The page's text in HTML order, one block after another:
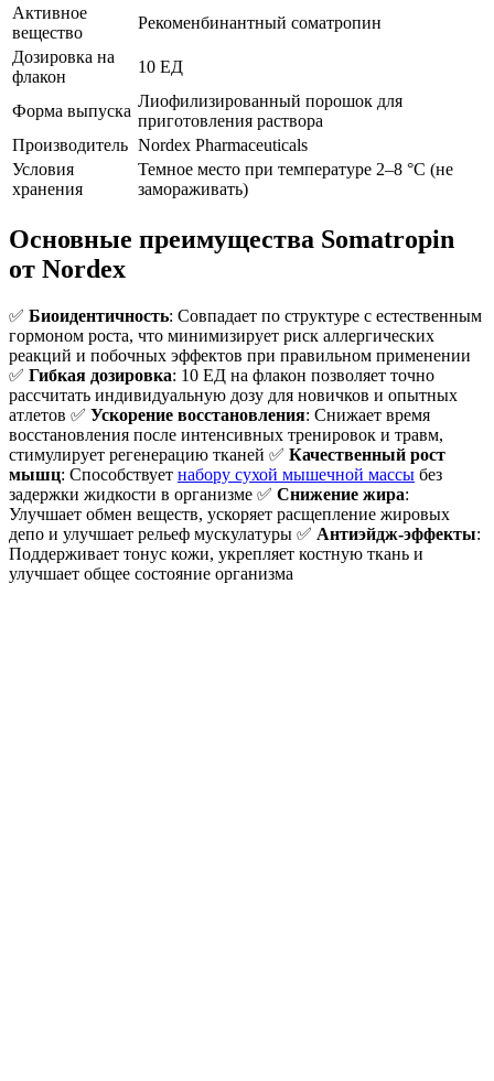
Активное
вещество
Рекоменбинантный соматропин
Дозировка на
флакон
10 ЕД
Форма выпуска
Лиофилизированный порошок для
приготовления раствора
Производитель Nordex Pharmaceuticals
Условия
хранения
Темное место при температуре 2–8 °C (не
замораживать)
Основные преимущества Somatropin
от Nordex
✅ Биоидентичность: Совпадает по структуре с естественным
гормоном роста, что минимизирует риск аллергических
реакций и побочных эффектов при правильном применении
✅ Гибкая дозировка: 10 ЕД на флакон позволяет точно
рассчитать индивидуальную дозу для новичков и опытных
атлетов ✅ Ускорение восстановления: Снижает время
восстановления после интенсивных тренировок и травм,
стимулирует регенерацию тканей ✅ Качественный рост
мышц: Способствует набору сухой мышечной массы без
задержки жидкости в организме ✅ Снижение жира:
Улучшает обмен веществ, ускоряет расщепление жировых
депо и улучшает рельеф мускулатуры ✅ Антиэйдж-эффекты:
Поддерживает тонус кожи, укрепляет костную ткань и
улучшает общее состояние организма